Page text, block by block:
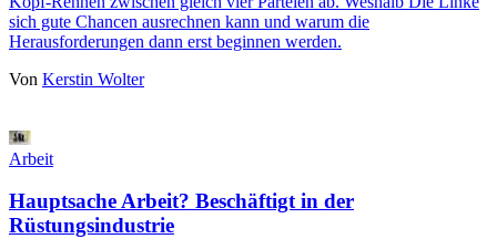
sich gute Chancen ausrechnen kann und warum die
Herausforderungen dann erst beginnen werden.
Von Kerstin Wolter
Arbeit
Hauptsache Arbeit? Beschäftigt in der
Rüstungsindustrie